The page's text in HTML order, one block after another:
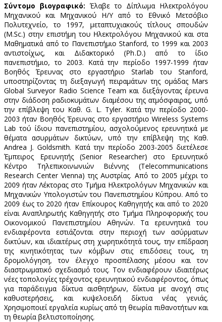
Σύντομο βιογραφικό: Έλαβε το Δίπλωμα Ηλεκτρολόγου
Μηχανικού και Μηχανικού Η/Υ από το Εθνικό Μετσόβιο
Πολυτεχνείο, το 1997, μεταπτυχιακούς τίτλους σπουδών
(M.Sc.) στην επιστήμη του Ηλεκτρολόγου Μηχανικού και στα
Μαθηματικά από το Πανεπιστήμιο Stanford, το 1999 και 2003
αντιστοίχως, και Διδακτορικό (Ph.D.) από το ίδιο
πανεπιστήμιο, το 2003. Κατά την περίοδο 1997-1999 ήταν
Βοηθός Έρευνας στο εργαστήριο Starlab του Stanford,
υποστηρίζοντας τη διεξαγωγή πειραμάτων της ομάδας Mars
Global Surveyor Radio Science Team και διεξάγοντας έρευνα
στην διάδοση ραδιοκυμάτων διαμέσου της ατμόσφαιρας, υπό
την επίβλεψη του Καθ. G. L. Tyler. Κατά την περίοδο 2000-
2003 ήταν Βοηθός Έρευνας στο εργαστήριο Wireless Systems
Lab τού ίδιου πανεπιστημίου, ασχολούμενος ερευνητικά με
θέματα ασυρμάτων δικτύων, υπό την επίβλεψη της Καθ.
Andrea J. Goldsmith. Κατά την περίοδο 2003-2005 διετέλεσε
Έμπειρος Ερευνητής (Senior Researcher) στο Ερευνητικό
Κέντρο Τηλεπικοινωνιών Βιέννης (Telecommunications
Research Center Vienna) της Αυστρίας. Από το 2005 μέχρι το
2009 ήταν Λέκτορας στο Τμήμα Ηλεκτρολόγων Μηχανικών και
Μηχανικών Υπολογιστών του Πανεπιστημίου Κύπρου. Από το
2009 έως το 2020 ήταν Επίκουρος Καθηγητής και από το 2020
είναι Αναπληρωτής Καθηγητής στο Τμήμα Πληροφορικής του
Οικονομικού Πανεπιστημίου Αθηνών. Τα ερευνητικά του
ενδιαφέροντα εστιάζονται στην περιοχή των ασύρματων
δικτύων, και ιδιαιτέρως στη χωρητικότητά τους, την επίδραση
της κινητικότητας των κόμβων στις επιδόσεις τους, τη
δρομολόγηση, τον έλεγχο προσπέλασης μέσου και τον
διαστρωματικό σχεδιασμό τους. Τον ενδιαφέρουν ιδιαιτέρως
νέες τοπολογίες τρέχοντος ερευνητικού ενδιαφέροντος, όπως
για παράδειγμα δίκτυα αισθητήρων, δίκτυα με ανοχή στις
καθυστερήσεις, και κυψελοειδή δίκτυα νέας γενιάς.
Χρησιμοποιεί εργαλεία κυρίως από τη θεωρία πιθανοτήτων και
τη θεωρία βελτιστοποίησης.